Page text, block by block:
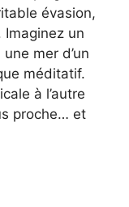
évasion,
un
mer d’un
méditatif.
à l’autre
proche… et